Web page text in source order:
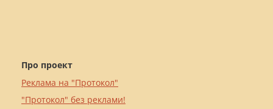
Про проект
Реклама на "Протокол"
"Протокол" без реклами!